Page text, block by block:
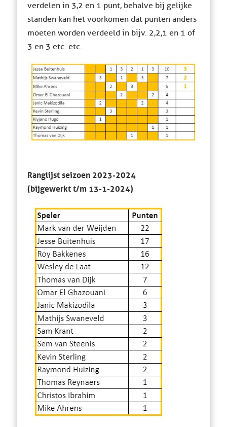
verdelen in 3,2 en 1 punt, behalve bij gelijke
standen kan het voorkomen dat punten anders
moeten worden verdeeld in bijv. 2,2,1 en 1 of
3 en 3 etc. etc.
Ranglijst seizoen 2023-2024
(bijgewerkt t/m 13-1-2024)